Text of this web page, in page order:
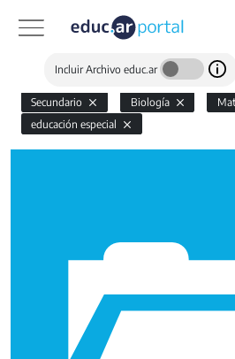
Incluir Archivo educ.ar
Secundario Biología
educación especial